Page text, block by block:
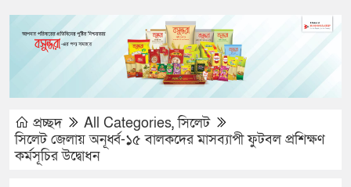
প্রচ্ছদ All Categories,সিলেট
সিলেট জেলায় অনূর্ধ্ব-১৫ বালকদের মাসব্যাপী ফুটবল প্রশিক্ষণ
কর্মসূচির উদ্বোধন